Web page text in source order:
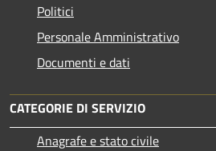
Politici
Personale Amministrativo
Documenti e dati
CATEGORIE DI SERVIZIO
Anagrafe e stato civile